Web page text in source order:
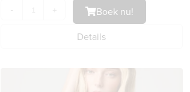
-
Boek nu!
Details